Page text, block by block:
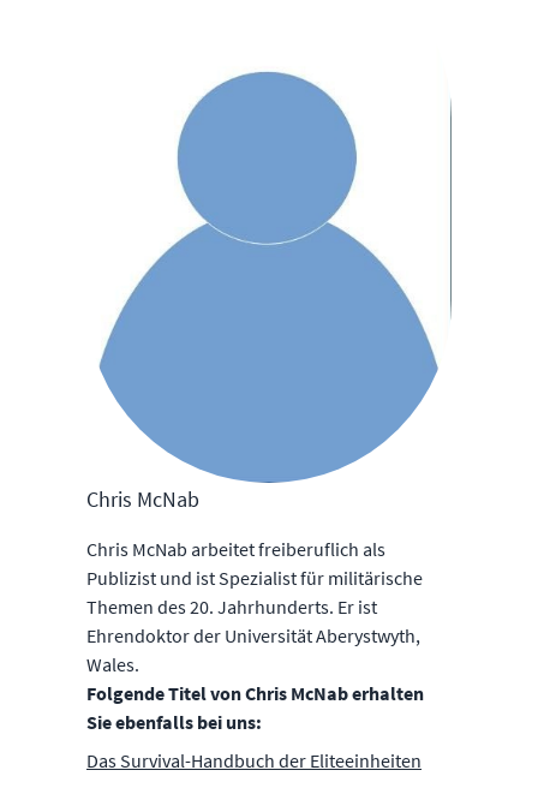
Chris McNab
Chris McNab arbeitet freiberuflich als
Publizist und ist Spezialist für militärische
Themen des 20. Jahrhunderts. Er ist
Ehrendoktor der Universität Aberystwyth,
Wales.
Folgende Titel von Chris McNab erhalten
Sie ebenfalls bei uns:
Das Survival-Handbuch der Eliteeinheiten